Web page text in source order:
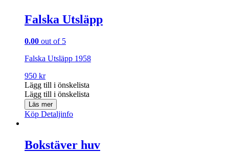
Falska Utsläpp
0.00 out of 5
Falska Utsläpp 1958
950 kr
Lägg till i önskelista
Lägg till i önskelista
Läs mer
Köp Detaljinfo
Bokstäver huv